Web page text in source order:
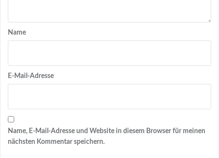
Name
E-Mail-Adresse
Name, E-Mail-Adresse und Website in diesem Browser für meinen
nächsten Kommentar speichern.